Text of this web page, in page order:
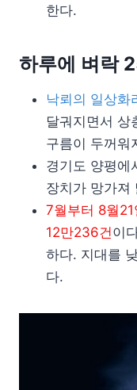
한다.
하루에 벼락
낙뢰의 일상화
달궈지면서 상
구름이 두꺼워
경기도 양평에
장치가 망가져
7월부터 8월
12만236건이
하다. 지대를
다.